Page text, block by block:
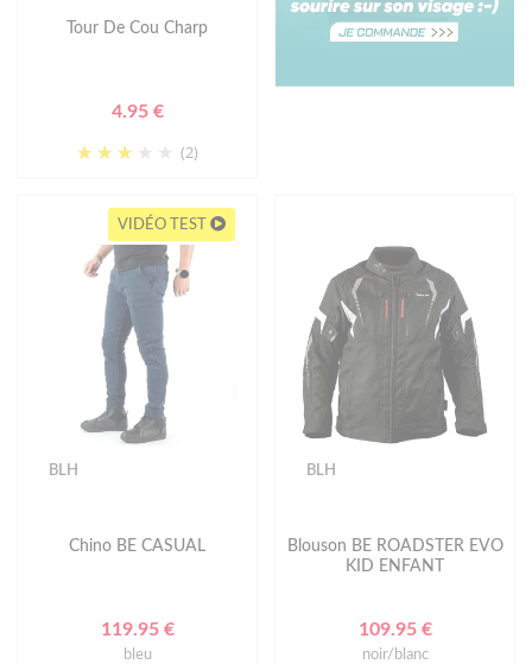
Tour De Cou Charp
4.95 €
(2)
VIDÉO TEST
BLH
Chino BE CASUAL
119.95 €
bleu
BLH
Blouson BE ROADSTER EVO
KID ENFANT
109.95 €
noir/blanc